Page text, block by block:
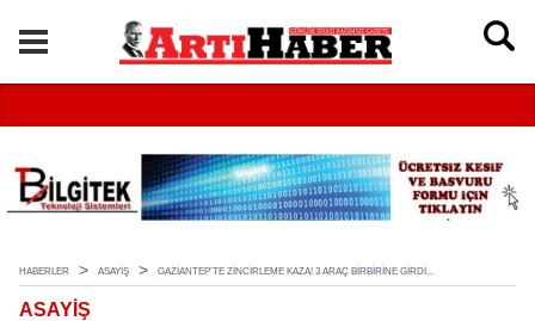
HABERLER ASAYIŞ GAZIANTEP’TE ZINCIRLEME KAZA! 3 ARAÇ BIRBIRINE GIRDI...
ASAYIŞ